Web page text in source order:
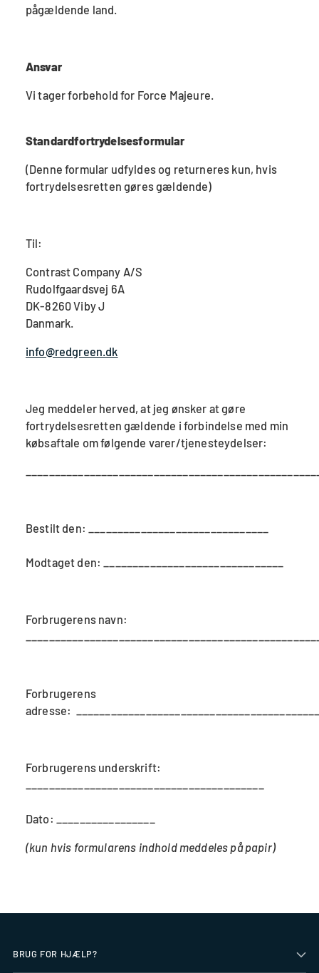
pågældende land.
Ansvar
Vi tager forbehold for Force Majeure.
Standardfortrydelsesformular
(Denne formular udfyldes og returneres kun, hvis
fortrydelsesretten gøres gældende)
Til:
Contrast Company A/S
Rudolfgaardsvej 6A
DK-8260 Viby J
Danmark.
info@redgreen.dk
Jeg meddeler herved, at jeg ønsker at gøre
fortrydelsesretten gældende i forbindelse med min
købsaftale om følgende varer/tjenesteydelser:
Bestilt den: _______________________________
Modtaget den: _______________________________
Forbrugerens navn:
Forbrugerens
adresse:
Forbrugerens underskrift:
_________________________________________
Dato: _________________
(kun hvis formularens indhold meddeles på papir)
BRUG FOR HJÆLP?